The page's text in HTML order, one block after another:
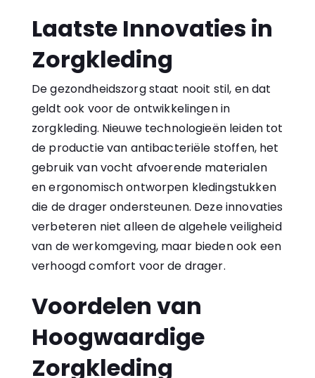
Laatste Innovaties in
Zorgkleding
De gezondheidszorg staat nooit stil, en dat
geldt ook voor de ontwikkelingen in
zorgkleding. Nieuwe technologieën leiden tot
de productie van antibacteriële stoffen, het
gebruik van vocht afvoerende materialen
en ergonomisch ontworpen kledingstukken
die de drager ondersteunen. Deze innovaties
verbeteren niet alleen de algehele veiligheid
van de werkomgeving, maar bieden ook een
verhoogd comfort voor de drager.
Voordelen van
Hoogwaardige
Zorgkleding